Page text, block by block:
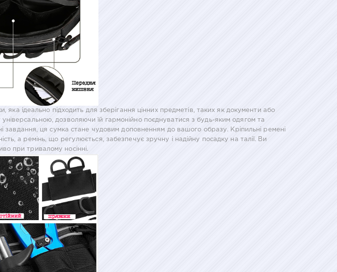
яка ідеально підходить для зберігання цінних предметів, таких як документи або
дозволяючи їй гармонійно поєднуватися з будь-яким одягом та
завдання, ця сумка стане чудовим доповненням до вашого образу. Кріпильні ремені
а ремінь, що регулюється, забезпечує зручну і надійну посадку на талії. Ви
при тривалому носінні.